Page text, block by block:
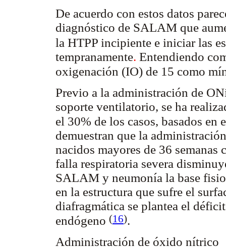
De acuerdo con estos datos
diagnóstico de SALAM que
la HTPP incipiente e iniciar las
tempranamente. Entendiendo
oxigenación (IO) de 15 como
Previo a la administración de
soporte ventilatorio, se ha
el 30% de los casos, basados
demuestran que la
nacidos mayores de 36
falla respiratoria severa
SALAM y neumonía la base
en la estructura que sufre el
diafragmática se plantea el
endógeno (16).
Administración de óxido nítrico